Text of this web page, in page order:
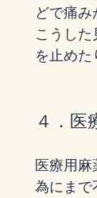
どで痛み
こうし
を止めた
４．医
医療用
為にまで